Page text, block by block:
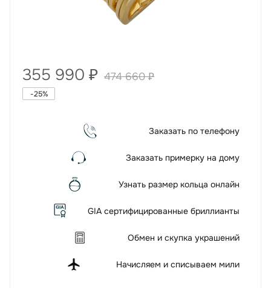
355 990 ₽ 474 660₽
-25%
Заказать по телефону
Заказать примерку на дому
Узнать размер кольца онлайн
GIA сертифицированные бриллианты
Обмен и скупка украшений
Начисляем и списываем мили